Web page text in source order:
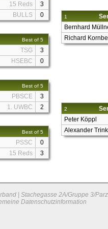
15 Reds
3
BULLS 0
Best of 5
TSG
3
HSEBC 0
Best of 5
PBSCE
3
1. UWBC 2
Best of 5
PSSC
0
15 Reds 3
1
Bernhard
Richard
2
Peter Köppl
Alexander
| Stachegasse 2A/Gruppe 3/
Datenschutzinformation